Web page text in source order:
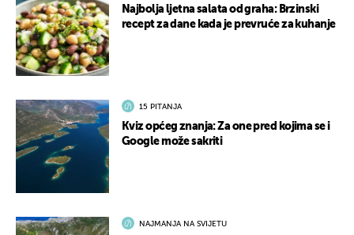
Najbolja ljetna salata od graha: Brzinski
recept za dane kada je prevruće za kuhanje
15 PITANJA
Kviz općeg znanja: Za one pred kojima se i
Google može sakriti
NAJMANJA NA SVIJETU